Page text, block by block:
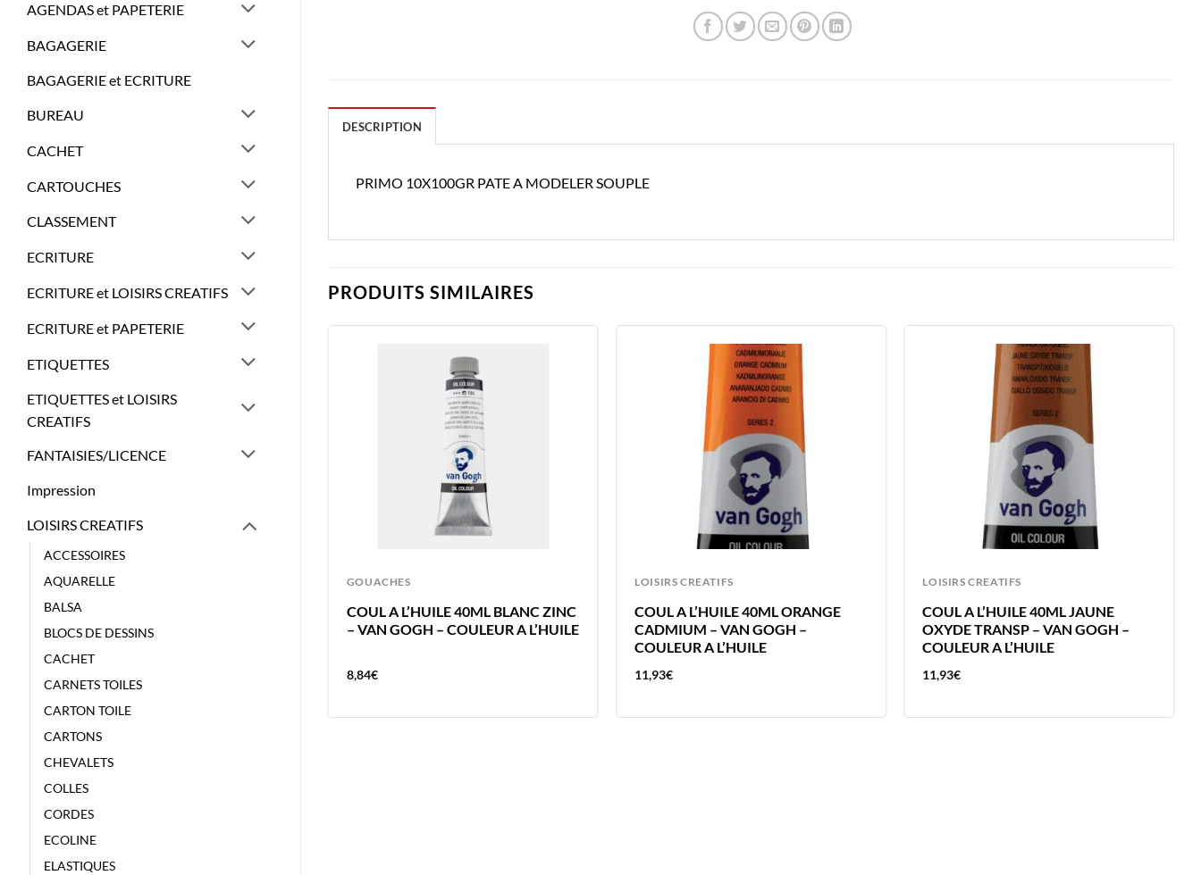
AGENDAS et PAPETERIE
BAGAGERIE
BAGAGERIE et ECRITURE
BUREAU
CACHET
CARTOUCHES
CLASSEMENT
ECRITURE
ECRITURE et LOISIRS CREATIFS
ECRITURE et PAPETERIE
ETIQUETTES
ETIQUETTES et LOISIRS
CREATIFS
FANTAISIES/LICENCE
Impression
LOISIRS CREATIFS
ACCESSOIRES
AQUARELLE
BALSA
BLOCS DE DESSINS
CACHET
CARNETS TOILES
CARTON TOILE
CARTONS
CHEVALETS
COLLES
CORDES
ECOLINE
ELASTIQUES
DESCRIPTION
PRIMO 10X100GR PATE A MODELER SOUPLE
PRODUITS SIMILAIRES
GOUACHES
COUL A L’HUILE 40ML BLANC ZINC
– VAN GOGH – COULEUR A L’HUILE
8,84€
LOISIRS CREATIFS
COUL A L’HUILE 40ML ORANGE
CADMIUM – VAN GOGH –
COULEUR A L’HUILE
11,93€
LOISIRS CREATIFS
COUL A L’HUILE 40ML JAUNE
OXYDE TRANSP – VAN GOGH –
COULEUR A L’HUILE
11,93€
LOISIRS CREATIFS
COUL A L’HUILE 40ML JAUNE
NAPLES CLAIR – VAN GOGH –